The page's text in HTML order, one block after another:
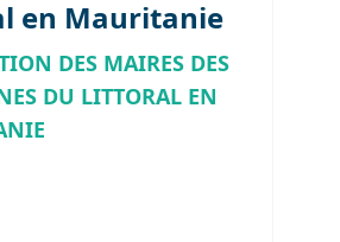
en Mauritanie
DES MAIRES DES
DU LITTORAL EN